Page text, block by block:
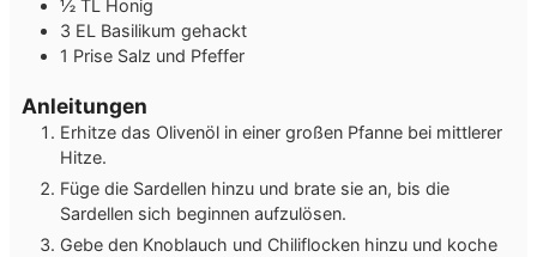
½ TL Honig
3 EL Basilikum gehackt
1 Prise Salz und Pfeffer
Anleitungen
Erhitze das Olivenöl in einer großen Pfanne bei mittlerer
Hitze.
Füge die Sardellen hinzu und brate sie an, bis die
Sardellen sich beginnen aufzulösen.
Gebe den Knoblauch und Chiliflocken hinzu und koche